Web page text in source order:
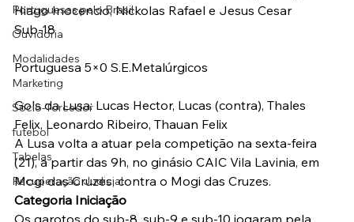
Portuguesas pelo Brasil
Ouvidoria
Modalidades
Marketing
Sócio-Torcedor
futebol
Tabelas
Recuperação Judicial
Hiago Inocencio, Nickolas Rafael e Jesus Cesar
Sub-18
Portuguesa 5×0 S.E.Metalúrgicos
Gols da Lusa: Lucas Hector, Lucas (contra), Thales
Felix, Leonardo Ribeiro, Thauan Felix
A Lusa volta a atuar pela competição na sexta-feira
(21), a partir das 9h, no ginásio CAIC Vila Lavinia, em
Mogi das Cruzes, contra o Mogi das Cruzes.
Categoria Iniciação
Os garotos do sub-8, sub-9 e sub-10 jogaram pela